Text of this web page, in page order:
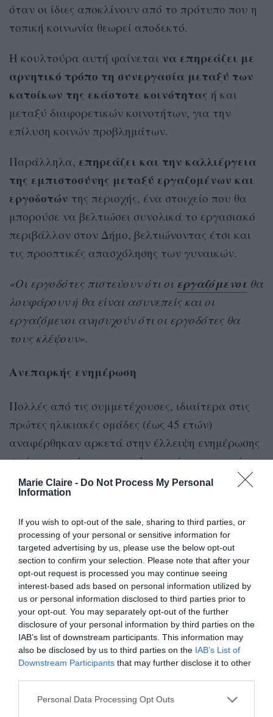
Marie Claire - Do Not Process My Personal
Information
If you wish to opt-out of the sale, sharing to third parties, or
processing of your personal or sensitive information for
targeted advertising by us, please use the below opt-out
section to confirm your selection. Please note that after your
opt-out request is processed you may continue seeing
interest-based ads based on personal information utilized by
us or personal information disclosed to third parties prior to
your opt-out. You may separately opt-out of the further
disclosure of your personal information by third parties on the
IAB’s list of downstream participants. This information may
also be disclosed by us to third parties on the IAB’s List of
Downstream Participants that may further disclose it to other
Personal Data Processing Opt Outs
όταν οι ίδιες αποκλίνουν από το πρότυπο που η
τοπική κοινωνία θεωρεί αποδεκτό.
Η κουλτούρα αυτή φαίνεται να επηρεάζει με
αρνητικό τρόπο τη συνεργασία μεταξύ των
κατοίκων της εκάστοτε κοινότητας ή και
μεταξύ διαφορετικών κοινοτήτων, για την
επίλυση κοινών προβλημάτων.
Παράλληλα, επηρεάζει και την καλλιέργεια
της εμπιστοσύνης μεταξύ εργαζομένων και
εργοδοτών της περιοχής, ένα στοιχείο που θα
μπορούσε να βελτιώσει συνολικά το εργασιακό
περιβάλλον στον Δήμο, βελτιώνοντας έτσι και
τις προοπτικές απασχόλησης των γυναικών.
«Οι εργοδότες πιστεύουν ότι οι εργαζόμενοι θα
λουφάρουν ή θα είναι ασυνεπείς και οι
εργαζόμενοι ανησυχούν ότι οι εργοδότες θα
τους κλέψουν».
Ανεπαρκής ενημέρωση
Πολλές από τις συμμετέχουσες, ιδιαίτερα στις
πρώτες ηλικιακές ομάδες (έως 45 ετών)
αναφέρθηκαν αρκετά στην έλλειψη ενημέρωσης
σε ό,τι αφορά τις επαγγελματικές προοπτικές
των ίδιων και τωνπαιδιώντους.
πολύ» , ανέφεραν νέες γυναίκες από την
ηλικιακή ομάδα 18-29 ετών.
«Είχε έρθει κάποια στιγμή ένας σύμβουλος ΣΕΠ,
από ένα ιδιωτικό γραφείο, αλλά μας τα είπε
όλα μέσα σε δύο ώρες κι έτσι δεν προλάβαμε να
καταλάβουμε πολλά. Αυτό που καταλάβαμε
ήταν ότι έπρεπε να το ψάξουμε μόνες μας.
Από το φροντιστήριο, επίσης, μας είπαν λίγα
πράγματα. Τα περισσότερα τα έψαξα εγώ,
μαζί με τον μπαμπά μου».